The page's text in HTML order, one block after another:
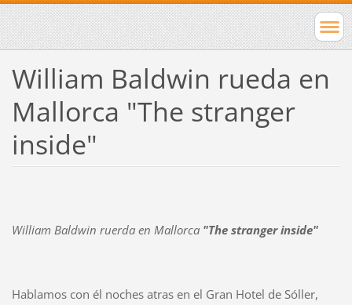
William Baldwin rueda en
Mallorca "The stranger
inside"
William Baldwin ruerda en Mallorca"The stranger inside"
Hablamos con él noches atras en el Gran Hotel de Sóller,